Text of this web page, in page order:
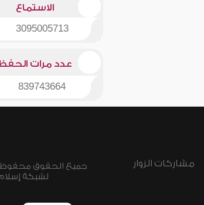
الاستماع
3095005713
عدد مرات
839743664
مشاركات الزوار
لشبكة